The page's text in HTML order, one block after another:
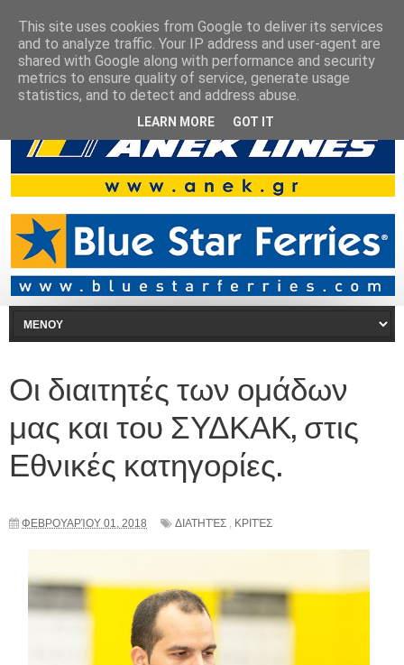
Οι διαιτητές των ομάδων
μας και του ΣΥΔΚΑΚ, στις
Εθνικές κατηγορίες.
ΦΕΒΡΟΥΑΡΊΟΥ 01, 2018 ΔΙΑΤΗΤΈΣ , ΚΡΙΤΈΣ
This site uses cookies from Google to deliver its services
and to analyze traffic. Your IP address and user-agent are
shared with Google along with performance and security
metrics to ensure quality of service, generate usage
statistics, and to detect and address abuse.
LEARN MORE GOT IT